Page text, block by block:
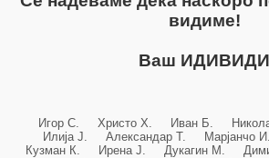
видиме!
Ваш ИДИВИДИ
Игор С. Христо Х. Иван Б.
Илија Ј. Александар Т.
Кузман К. Ирена Ј. Дукагин М.